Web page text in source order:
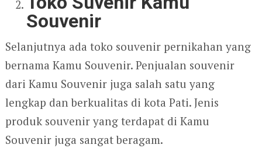
Souvenir
Selanjutnya ada toko souvenir pernikahan yang
bernama Kamu Souvenir. Penjualan souvenir
dari Kamu Souvenir juga salah satu yang
lengkap dan berkualitas di kota Pati. Jenis
produk souvenir yang terdapat di Kamu
Souvenir juga sangat beragam.